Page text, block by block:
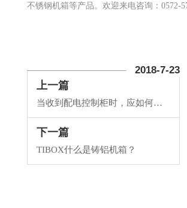
不锈钢机箱等产品。欢迎来电咨询：0572-
2018-7-23
上一篇
当收到配电控制柜时，应如何验货？
下一篇
TIBOX什么是铸铝机箱？